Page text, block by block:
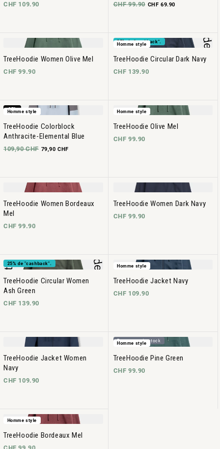
CHF 109.90 CHF 99.90 CHF 69.90
TreeHoodie Women Olive Mel
CHF 99.90
25% de "cashback".
Homme style
TreeHoodie Circular Dark Navy
CHF 139.90
-27%
Homme style
TreeHoodie Colorblock
Anthracite-Elemental Blue
109,90 CHF 79,90 CHF
Homme style
TreeHoodie Olive Mel
CHF 99.90
TreeHoodie Women Bordeaux
Mel
CHF 99.90
TreeHoodie Women Dark Navy
CHF 99.90
25% de "cashback".
TreeHoodie Circular Women
Ash Green
CHF 139.90
Homme style
TreeHoodie Jacket Navy
CHF 109.90
TreeHoodie Jacket Women
Navy
CHF 109.90
En rupture de stock
Homme style
TreeHoodie Pine Green
CHF 99.90
Homme style
TreeHoodie Bordeaux Mel